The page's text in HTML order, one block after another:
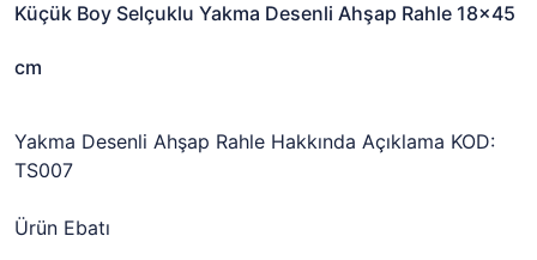
Küçük Boy Selçuklu Yakma Desenli Ahşap Rahle 18x45
cm
Yakma Desenli Ahşap Rahle Hakkında Açıklama KOD:
TS007
Ürün Ebatı